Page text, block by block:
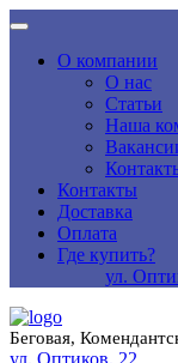
О компании
О нас
Статьи
Наша
Контакты
Доставка
Оплата
Где купить?
ул.
Беговая,
ул. Оптиков, 22